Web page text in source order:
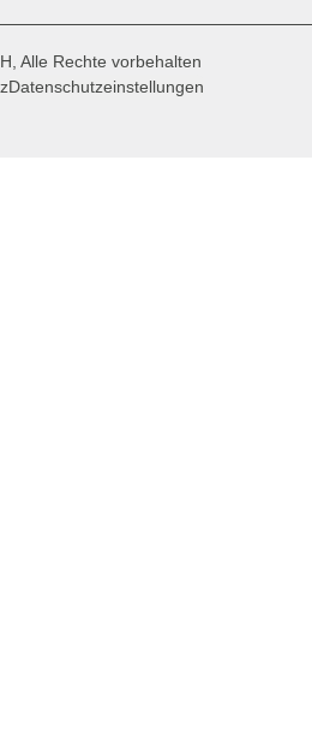
Alle Rechte vorbehalten
Datenschutzeinstellungen